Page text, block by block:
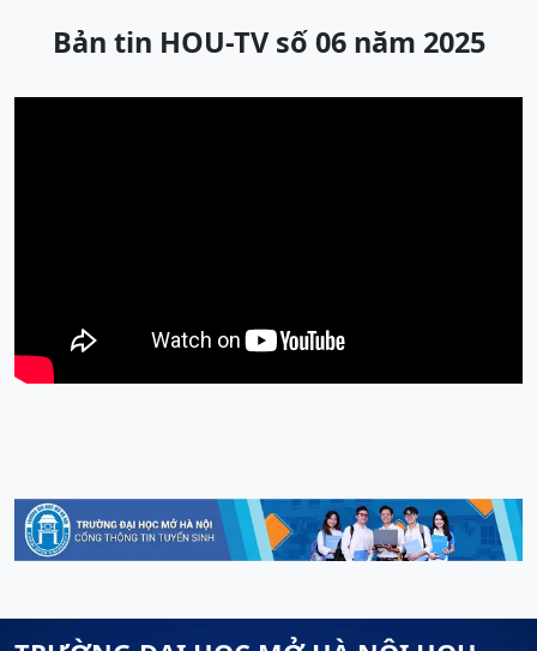
Bản tin HOU-TV số 06 năm 2025